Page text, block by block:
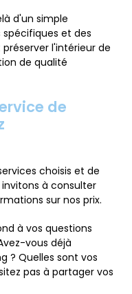
d'un simple
et des
l'intérieur de
de qualité
de
choisis et de
à consulter
sur nos prix.
à vos questions
vous déjà
? Quelles sont vos
pas à partager vos